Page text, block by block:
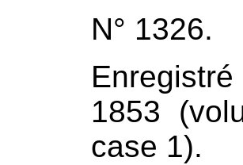
N° 1326.
1853
case 1).